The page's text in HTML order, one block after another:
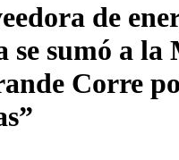
de
se sumó a la
Corre